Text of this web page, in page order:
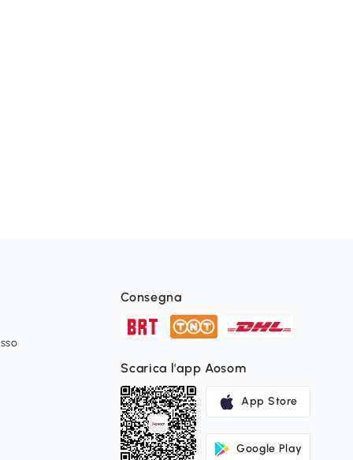
Consegna
Scarica l'app Aosom
App Store
Google Play